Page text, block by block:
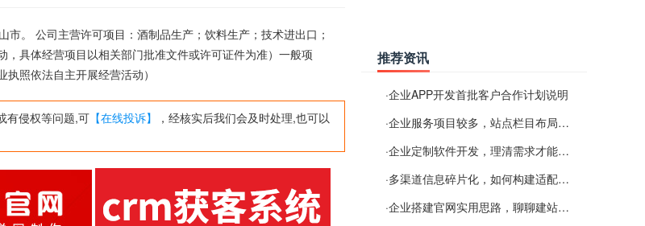
。 公司主营许可项目：酒制品生产；饮料生产；技术进出口；
具体经营项目以相关部门批准文件或许可证件为准）一般项
照依法自主开展经营活动）
有侵权等问题,可 【在线投诉】
，经核实后我们会及时处理,也可以
推荐资讯
·企业APP开发首批客户合作计划说明
·企业服务项目较多，站点栏目布局规划参考思路
·企业定制软件开发，理清需求才能提升数字化落地效率
·多渠道信息碎片化，如何构建适配 AI 检索的品牌信息源
·企业搭建官网实用思路，聊聊建站容易忽视的问题